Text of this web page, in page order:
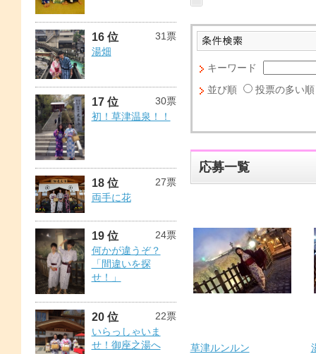
16 位
31票
湯畑
17 位
30票
初！草津温泉！！
18 位
27票
両手に花
19 位
24票
何かが違うぞ？
「間違いを探
せ！」
20 位
22票
いらっしゃいま
せ！御座之湯へ
キーワード
並び順
投票の多い順
応募一覧
草津ルンルン